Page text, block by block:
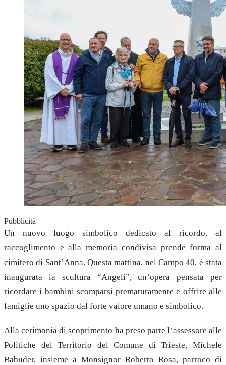
Pubblicità
Un nuovo luogo simbolico dedicato al ricordo, al
raccoglimento e alla memoria condivisa prende forma al
cimitero di Sant’Anna. Questa mattina, nel Campo 40, è stata
inaugurata la scultura “Angeli”, un’opera pensata per
ricordare i bambini scomparsi prematuramente e offrire alle
famiglie uno spazio dal forte valore umano e simbolico.
Alla cerimonia di scoprimento ha preso parte l’assessore alle
Politiche del Territorio del Comune di Trieste, Michele
Babuder, insieme a Monsignor Roberto Rosa, parroco di